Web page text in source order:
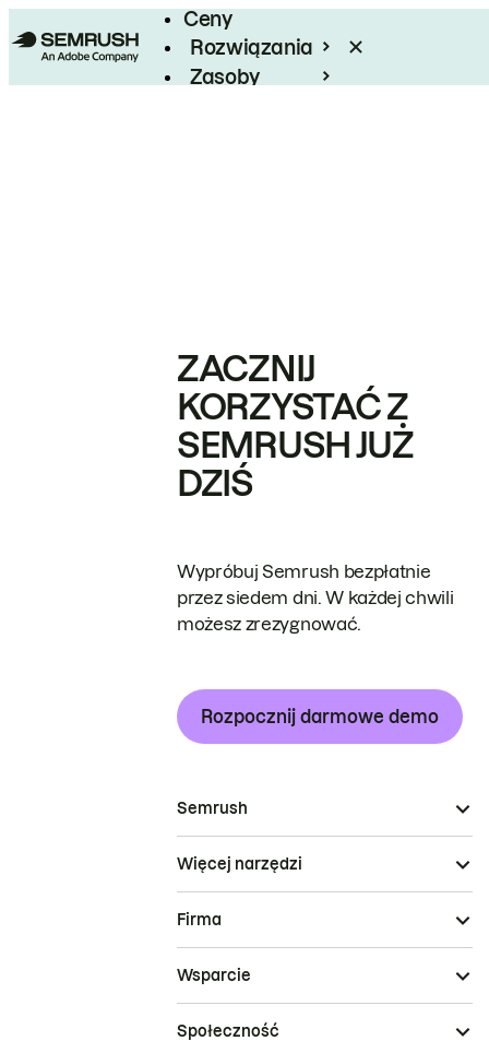
Ceny
Rozwiązania
Zasoby
ZACZNIJ
KORZYSTAĆ Z
SEMRUSH JUŻ
DZIŚ
Wypróbuj Semrush bezpłatnie
przez siedem dni. W każdej chwili
możesz zrezygnować.
Rozpocznij darmowe demo
Semrush
Więcej narzędzi
Firma
Wsparcie
Społeczność